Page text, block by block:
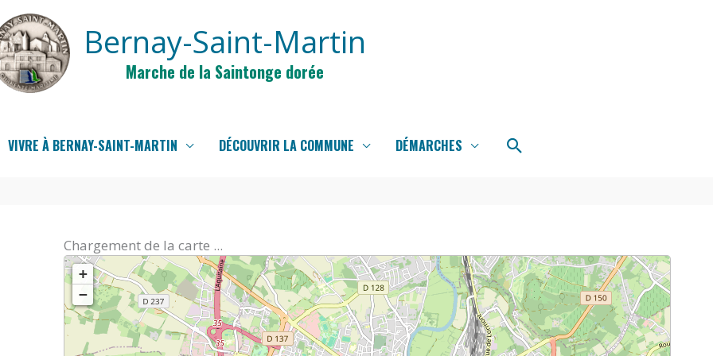
Bernay-Saint-Martin
Marche de la Saintonge dorée
VIVRE À BERNAY-SAINT-MARTIN DÉCOUVRIR LA COMMUNE DÉMARCHES Rechercher
Chargement de la carte ...
+
−